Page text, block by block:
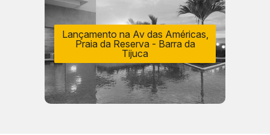
Lançamento na Av das Américas,
Praia da Reserva - Barra da
Tijuca